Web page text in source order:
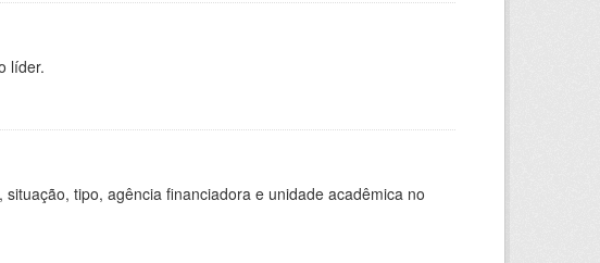
líder.
tipo, agência financiadora e unidade acadêmica no